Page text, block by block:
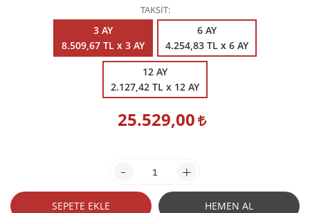
TAKSİT
3 AY
8.509,67 TL x 3 AY
6 AY
4.254,83 TL x 6 AY
12 AY
2.127,42 TL x 12 AY
25.529,00
- +
SEPETE EKLE HEMEN AL